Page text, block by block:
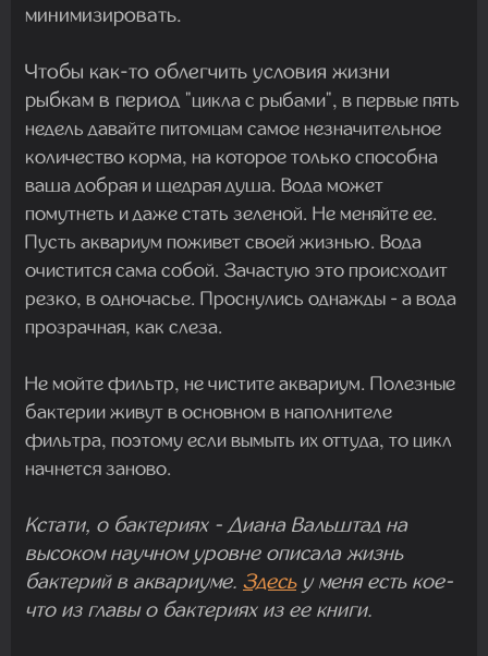
минимизировать.
Чтобы как-то облегчить условия жизни
рыбкам в период "цикла с рыбами", в первые пять
недель давайте питомцам самое незначительное
количество корма, на которое только способна
ваша добрая и щедрая душа. Вода может
помутнеть и даже стать зеленой. Не меняйте ее.
Пусть аквариум поживет своей жизнью. Вода
очистится сама собой. Зачастую это происходит
резко, в одночасье. Проснулись однажды - а вода
прозрачная, как слеза.
Не мойте фильтр, не чистите аквариум. Полезные
бактерии живут в основном в наполнителе
фильтра, поэтому если вымыть их оттуда, то цикл
начнется заново.
Кстати, о бактериях - Диана Вальштад на
высоком научном уровне описала жизнь
бактерий в аквариуме. Здесьу меня есть кое-
что из главы о бактериях из ее книги.